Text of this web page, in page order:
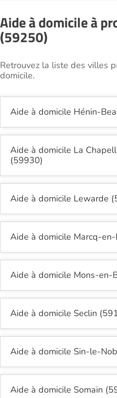
Aide à domicile à
(59250)
Retrouvez la liste des villes
domicile.
Aide à domicile Hénin-
Aide à domicile La
(59930)
Aide à domicile Lewarde
Aide à domicile Marcq-
Aide à domicile Mons-
Aide à domicile Seclin
Aide à domicile Sin-le-
Aide à domicile Somain